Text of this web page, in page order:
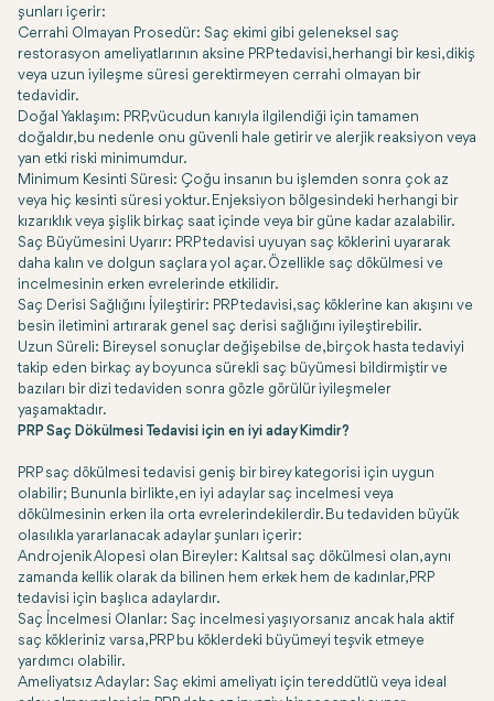
şunları içerir:
Cerrahi Olmayan Prosedür: Saç ekimi gibi geleneksel saç
restorasyon ameliyatlarının aksine PRP tedavisi, herhangi bir kesi, dikiş
veya uzun iyileşme süresi gerektirmeyen cerrahi olmayan bir
tedavidir.
Doğal Yaklaşım: PRP, vücudun kanıyla ilgilendiği için tamamen
doğaldır, bu nedenle onu güvenli hale getirir ve alerjik reaksiyon veya
yan etki riski minimumdur.
Minimum Kesinti Süresi: Çoğu insanın bu işlemden sonra çok az
veya hiç kesinti süresi yoktur. Enjeksiyon bölgesindeki herhangi bir
kızarıklık veya şişlik birkaç saat içinde veya bir güne kadar azalabilir.
Saç Büyümesini Uyarır: PRP tedavisi uyuyan saç köklerini uyararak
daha kalın ve dolgun saçlara yol açar. Özellikle saç dökülmesi ve
incelmesinin erken evrelerinde etkilidir.
Saç Derisi Sağlığını İyileştirir: PRP tedavisi, saç köklerine kan akışını ve
besin iletimini artırarak genel saç derisi sağlığını iyileştirebilir.
Uzun Süreli: Bireysel sonuçlar değişebilse de, birçok hasta tedaviyi
takip eden birkaç ay boyunca sürekli saç büyümesi bildirmiştir ve
bazıları bir dizi tedaviden sonra gözle görülür iyileşmeler
yaşamaktadır.
PRP Saç Dökülmesi Tedavisi için en iyi aday Kimdir?
PRP saç dökülmesi tedavisi geniş bir birey kategorisi için uygun
olabilir; Bununla birlikte, en iyi adaylar saç incelmesi veya
dökülmesinin erken ila orta evrelerindekilerdir. Bu tedaviden büyük
olasılıkla yararlanacak adaylar şunları içerir:
Androjenik Alopesi olan Bireyler: Kalıtsal saç dökülmesi olan, aynı
zamanda kellik olarak da bilinen hem erkek hem de kadınlar, PRP
tedavisi için başlıca adaylardır.
Saç İncelmesi Olanlar: Saç incelmesi yaşıyorsanız ancak hala aktif
saç kökleriniz varsa, PRP bu köklerdeki büyümeyi teşvik etmeye
yardımcı olabilir.
Ameliyatsız Adaylar: Saç ekimi ameliyatı için tereddütlü veya ideal